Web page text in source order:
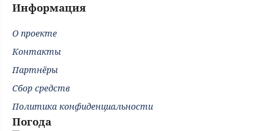
Информация
О проекте
Контакты
Партнёры
Сбор средств
Политика конфиденциальности
Погода